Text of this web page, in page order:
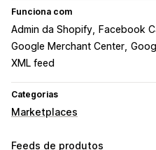
Funciona com
Admin da Shopify Facebook
Google Merchant Center
XML feed
Categorias
Marketplaces
Gerenciamento de listagem
Feeds de produtos